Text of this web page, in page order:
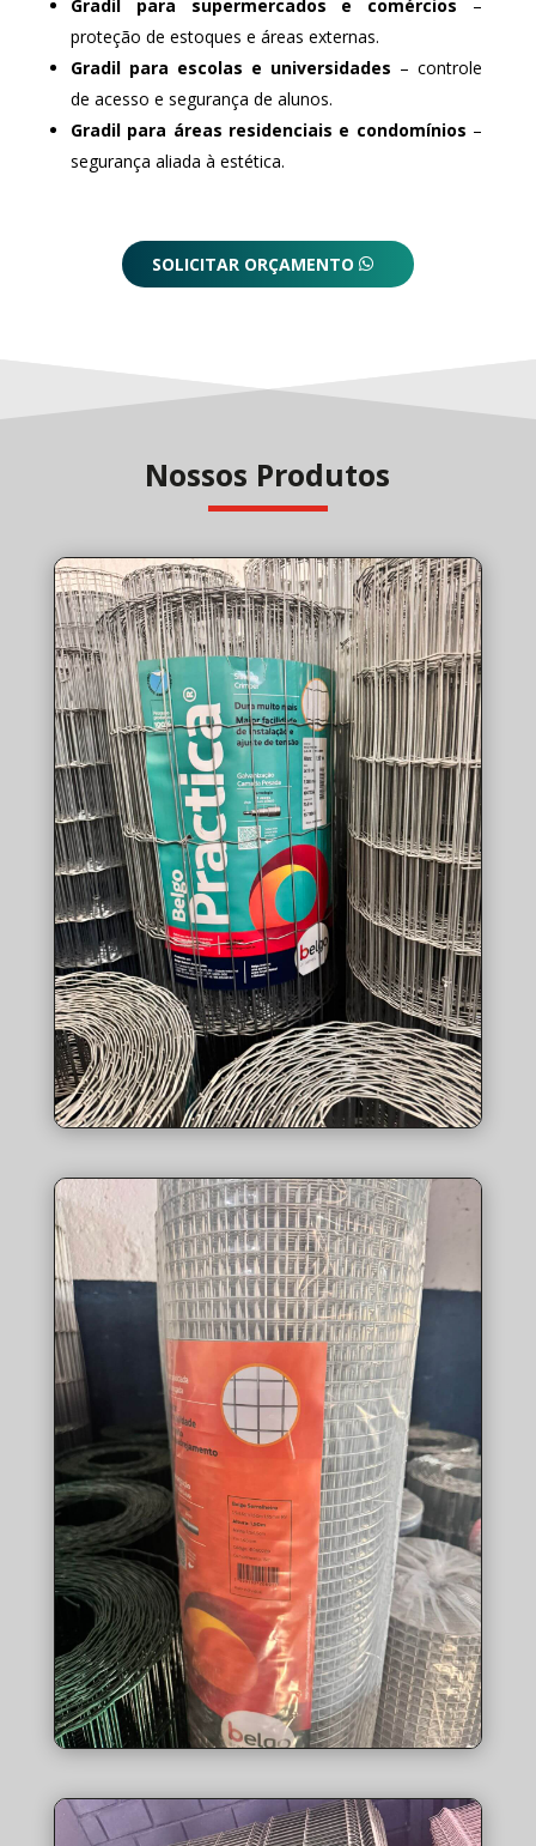
Gradil para supermercados e comércios –
proteção de estoques e áreas externas.
Gradil para escolas e universidades – controle
de acesso e segurança de alunos.
Gradil para áreas residenciais e condomínios –
segurança aliada à estética.
SOLICITAR ORÇAMENTO
Nossos Produtos